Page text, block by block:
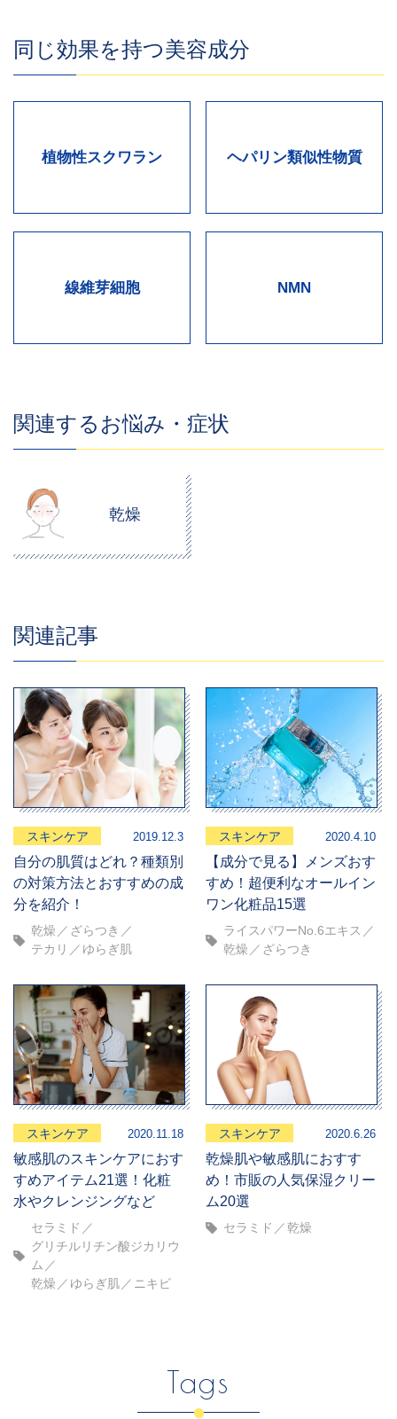
同じ効果を持つ美容成分
植物性スクワラン ヘパリン類似性物質
線維芽細胞 NMN
関連するお悩み・症状
乾燥
関連記事
スキンケア 2019.12.3
自分の肌質はどれ？種類別
の対策方法とおすすめの成
分を紹介！
乾燥
ざらつき
テカリ
ゆらぎ肌
スキンケア 2020.4.10
【成分で見る】メンズおす
すめ！超便利なオールイン
ワン化粧品15選
ライスパワーNo.6エキス
乾燥
ざらつき
スキンケア 2020.11.18
敏感肌のスキンケアにおす
すめアイテム21選！化粧
水やクレンジングなど
セラミド
グリチルリチン酸ジカリウ
ム
乾燥
ゆらぎ肌 ニキビ
スキンケア 2020.6.26
乾燥肌や敏感肌におすす
め！市販の人気保湿クリー
ム20選
セラミド 乾燥
Tags